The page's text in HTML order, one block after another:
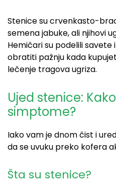
Stenice su crvenkasto-
semena jabuke, ali njihovi
Hemičari su podelili
obratiti pažnju kada
lečenje tragova ugriza.
Ujed stenice:
simptome?
Iako vam je dnom čist i
da se uvuku preko kofera
Šta su stenice?